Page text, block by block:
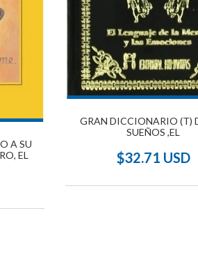
A SU
EL
GRAN DICCIONARIO (T)
SUEÑOS ,EL
$32.71 USD